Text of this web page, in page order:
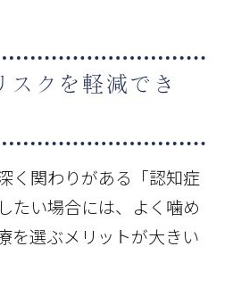
クを軽減でき
く関わりがある「認知症
たい場合には、よく噛め
を選ぶメリットが大きい